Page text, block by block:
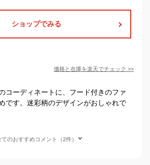
ショップでみる
価格と在庫を楽天でチェック >>
コーディネートに、フード付きのファ
です。迷彩柄のデザインがおしゃれで
てのおすすめコメント（2件）